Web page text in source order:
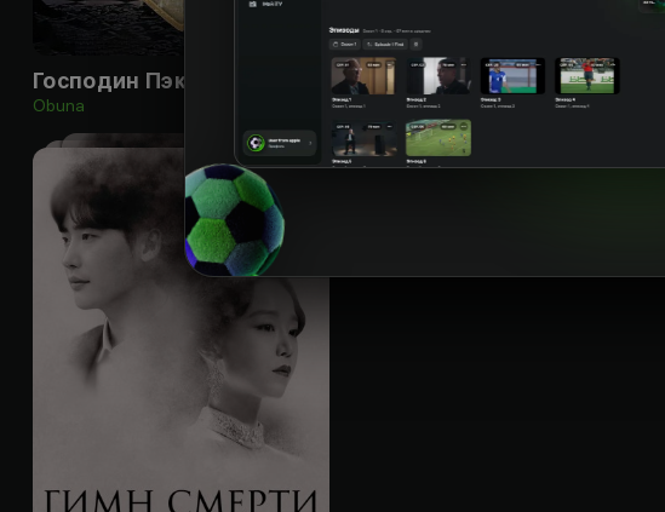
Господин Пэк
Obuna
Цветок фасоли
Obuna